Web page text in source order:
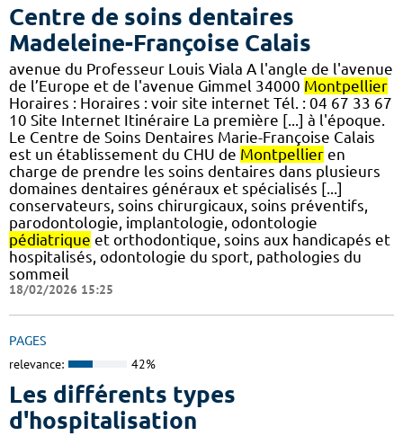
Centre de soins dentaires
Madeleine-Françoise Calais
avenue du Professeur Louis Viala A l'angle de l'avenue
de l’Europe et de l'avenue Gimmel 34000 Montpellier
Horaires : Horaires : voir site internet Tél. : 04 67 33 67
10 Site Internet Itinéraire La première [...] à l'époque.
Le Centre de Soins Dentaires Marie-Françoise Calais
est un établissement du CHU de Montpellier en
charge de prendre les soins dentaires dans plusieurs
domaines dentaires généraux et spécialisés [...]
conservateurs, soins chirurgicaux, soins préventifs,
parodontologie, implantologie, odontologie
pédiatrique et orthodontique, soins aux handicapés et
hospitalisés, odontologie du sport, pathologies du
sommeil
18/02/2026 15:25
PAGES
relevance: 42%
Les différents types
d'hospitalisation